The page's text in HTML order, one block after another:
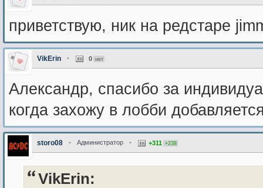
приветствую, ник на редстаре
VikErin • 0 нет
Александр, спасибо за
когда захожу в лобби
storo08 • Администратор • +311 +238
VikErin: